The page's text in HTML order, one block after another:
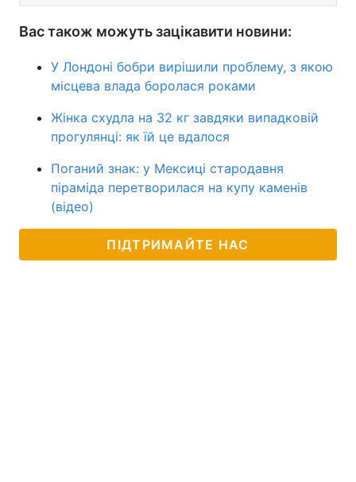
Вас також можуть зацікавити новини:
У Лондоні бобри вирішили проблему, з якою
місцева влада боролася роками
Жінка схудла на 32 кг завдяки випадковій
прогулянці: як їй це вдалося
Поганий знак: у Мексиці стародавня
піраміда перетворилася на купу каменів
(відео)
ПІДТРИМАЙТЕ НАС